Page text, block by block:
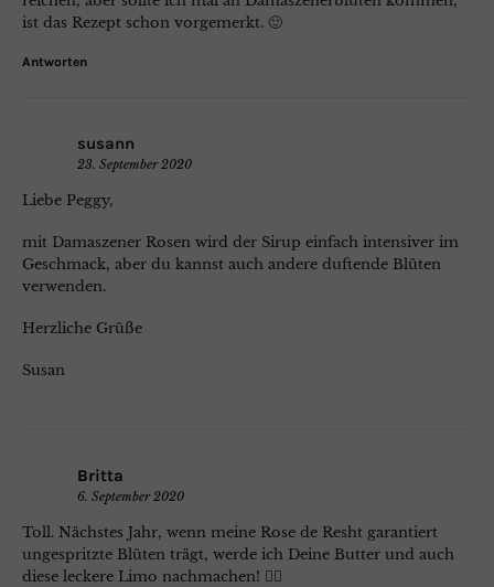
ist das Rezept schon vorgemerkt. 🙂
Antworten
susann
23. September 2020
Liebe Peggy,
mit Damaszener Rosen wird der Sirup einfach intensiver im
Geschmack, aber du kannst auch andere duftende Blüten
verwenden.
Herzliche Grüße
Susan
Britta
6. September 2020
Toll. Nächstes Jahr, wenn meine Rose de Resht garantiert
ungespritzte Blüten trägt, werde ich Deine Butter und auch
diese leckere Limo nachmachen! 👍🏼